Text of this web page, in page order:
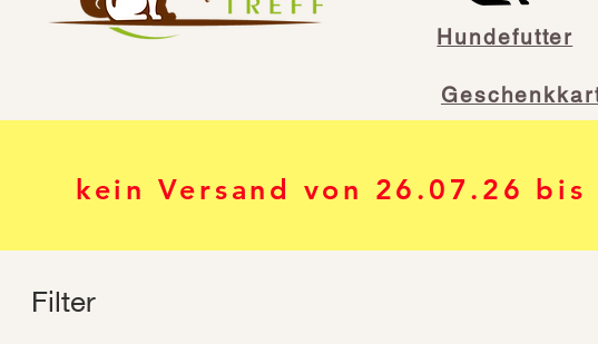
Hundefutter
kein Versand von 26.07.26
Filter